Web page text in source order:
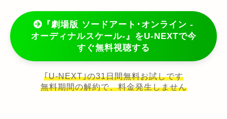
『劇場版 ソードアート･オンライン -
オーディナルスケール-』をU-NEXTで今
すぐ無料視聴する
｢U-NEXT｣の31日間無料お試しです
無料期間の解約で、料金発生しません